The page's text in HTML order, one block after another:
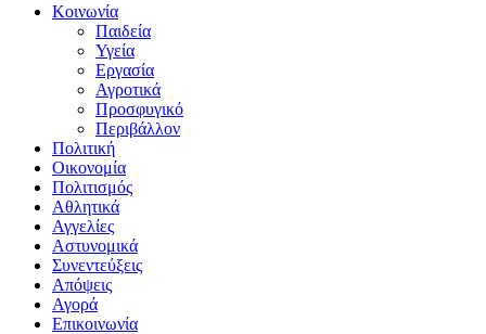
Κοινωνία
Παιδεία
Υγεία
Εργασία
Αγροτικά
Προσφυγικό
Περιβάλλον
Πολιτική
Οικονομία
Πολιτισμός
Αθλητικά
Αγγελίες
Αστυνομικά
Συνεντεύξεις
Απόψεις
Αγορά
Επικοινωνία